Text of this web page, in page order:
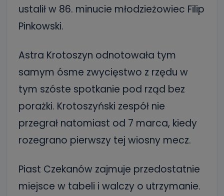
ustalił w 86. minucie młodzieżowiec Filip
Pinkowski.
Astra Krotoszyn odnotowała tym
samym ósme zwycięstwo z rzędu w
tym szóste spotkanie pod rząd bez
porażki. Krotoszyński zespół nie
przegrał natomiast od 7 marca, kiedy
rozegrano pierwszy tej wiosny mecz.
Piast Czekanów zajmuje przedostatnie
miejsce w tabeli i walczy o utrzymanie.